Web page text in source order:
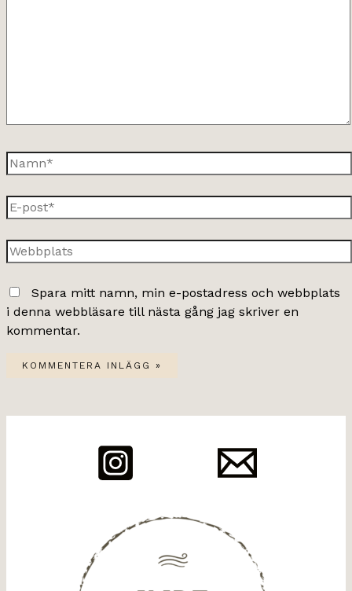
Namn*
E-
post*
Webbplats
Spara mitt namn, min e-postadress och webbplats
i denna webbläsare till nästa gång jag skriver en
kommentar.